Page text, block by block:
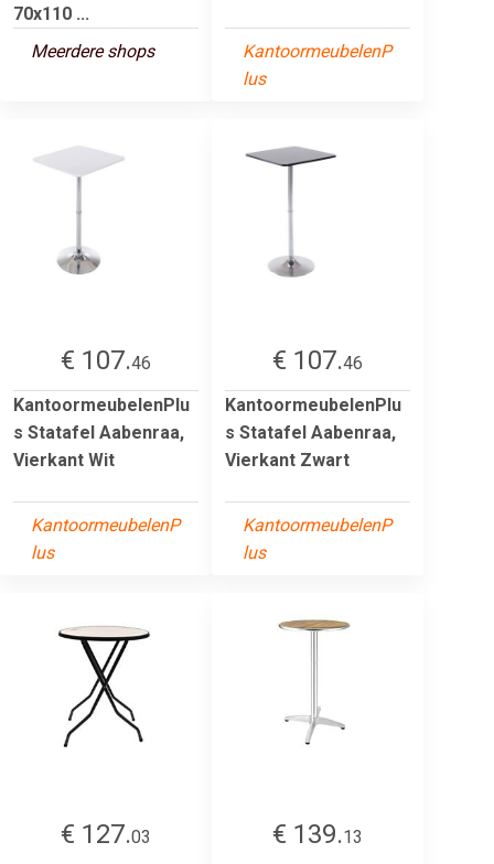
70x110 ...
Meerdere shops
KantoormeubelenP
lus
€ 107.46
KantoormeubelenPlu
s Statafel Aabenraa,
Vierkant Wit
KantoormeubelenP
lus
€ 107.46
KantoormeubelenPlu
s Statafel Aabenraa,
Vierkant Zwart
KantoormeubelenP
lus
€ 127.03 € 139.13